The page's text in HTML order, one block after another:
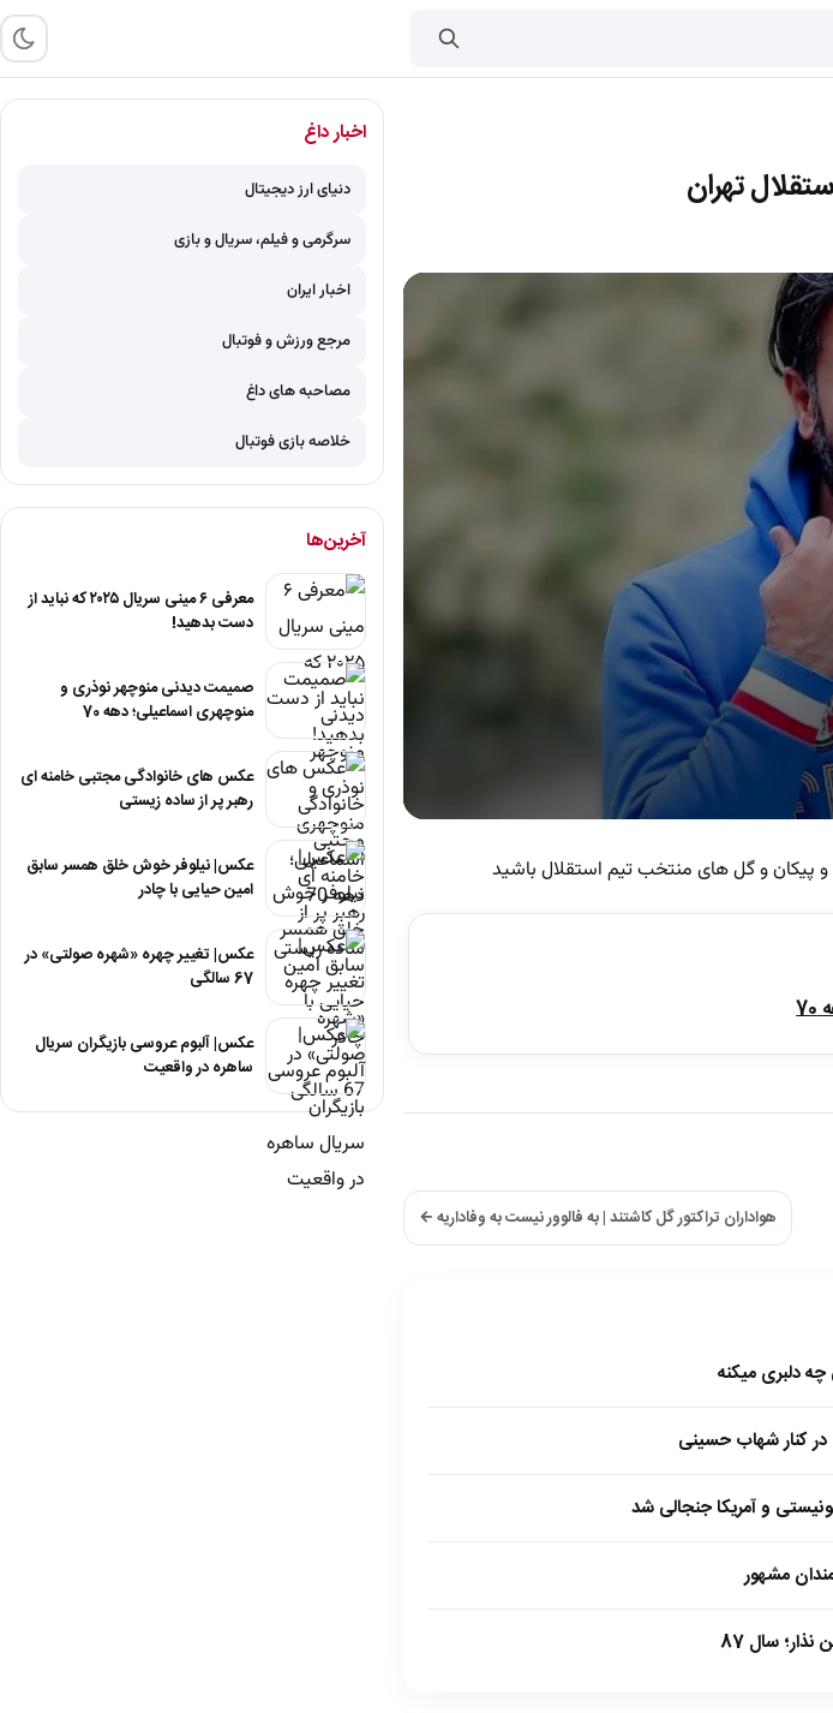
تهران
20
و پیکان و گل های منتخب تیم استقلال باشید
هواداران تراکتور گل کاشتند | به فالوور نیست به وفاداریه ←
دلبری میکنه
و آمریکا جنجالی شد
مشهور
سال 87
اخبار داغ
دنیای ارز دیجیتال
سرگرمی و فیلم، سریال و بازی
اخبار ایران
مرجع ورزش و فوتبال
مصاحبه های داغ
خلاصه بازی فوتبال
آخرین‌ها
معرفی ۶ مینی سریال ۲۰۲۵ که نباید از
دست بدهید!
صمیمت دیدنی منوچهر نوذری و
منوچهری اسماعیلی؛ دهه 70
عکس های خانوادگی مجتبی خامنه ای
رهبر پر از ساده زیستی
عکس| نیلوفر خوش خلق همسر سابق
امین حیایی با چادر
عکس| تغییر چهره «شهره صولتی» در
67 سالگی
عکس| آلبوم عروسی بازیگران سریال
ساهره در واقعیت